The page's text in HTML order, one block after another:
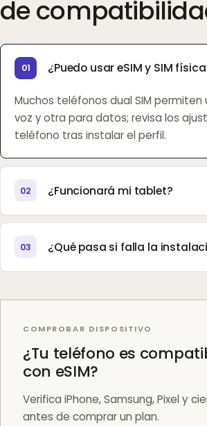
de
01 ¿Puedo usar eSIM y SIM
Muchos teléfonos dual SIM permiten
voz y otra para datos; revisa los
teléfono tras instalar el perfil.
02 ¿Funcionará mi tablet?
03 ¿Qué pasa si falla la
COMPROBAR DISPOSITIVO
¿Tu teléfono es
con eSIM?
Verifica iPhone, Samsung, Pixel y
antes de comprar un plan.